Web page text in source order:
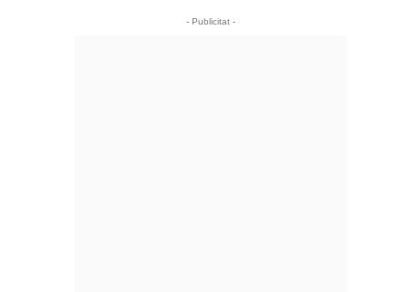
- Publicitat -